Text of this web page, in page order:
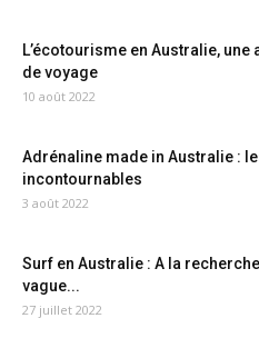
L’écotourisme en Australie, une
de voyage
10 août 2022
Adrénaline made in Australie :
incontournables
3 août 2022
Surf en Australie : A la
vague...
27 juillet 2022